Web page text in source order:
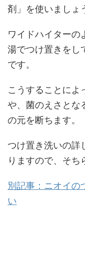
剤」を使いましょ
ワイドハイターの
湯でつけ置きをし
です。
こうすることによ
や、菌のえさとな
の元を断ちます。
つけ置き洗いの詳
りますので、そち
別記事：ニオイの
い